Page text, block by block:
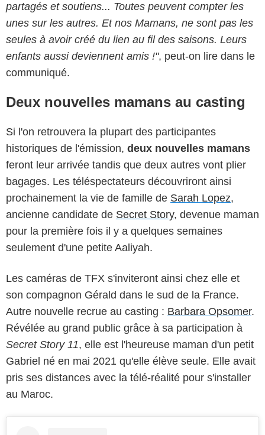
partagés et soutiens... Toutes peuvent compter les
unes sur les autres. Et nos Mamans, ne sont pas les
seules à avoir créé du lien au fil des saisons. Leurs
enfants aussi deviennent amis !", peut-on lire dans le
communiqué.
Deux nouvelles mamans au casting
Si l'on retrouvera la plupart des participantes
historiques de l'émission, deux nouvelles mamans
feront leur arrivée tandis que deux autres vont plier
bagages. Les téléspectateurs découvriront ainsi
prochainement la vie de famille de Sarah Lopez,
ancienne candidate de Secret Story, devenue maman
pour la première fois il y a quelques semaines
seulement d'une petite Aaliyah.
Les caméras de TFX s'inviteront ainsi chez elle et
son compagnon Gérald dans le sud de la France.
Autre nouvelle recrue au casting : Barbara Opsomer.
Révélée au grand public grâce à sa participation à
Secret Story 11, elle est l'heureuse maman d'un petit
Gabriel né en mai 2021 qu'elle élève seule. Elle avait
pris ses distances avec la télé-réalité pour s'installer
au Maroc.